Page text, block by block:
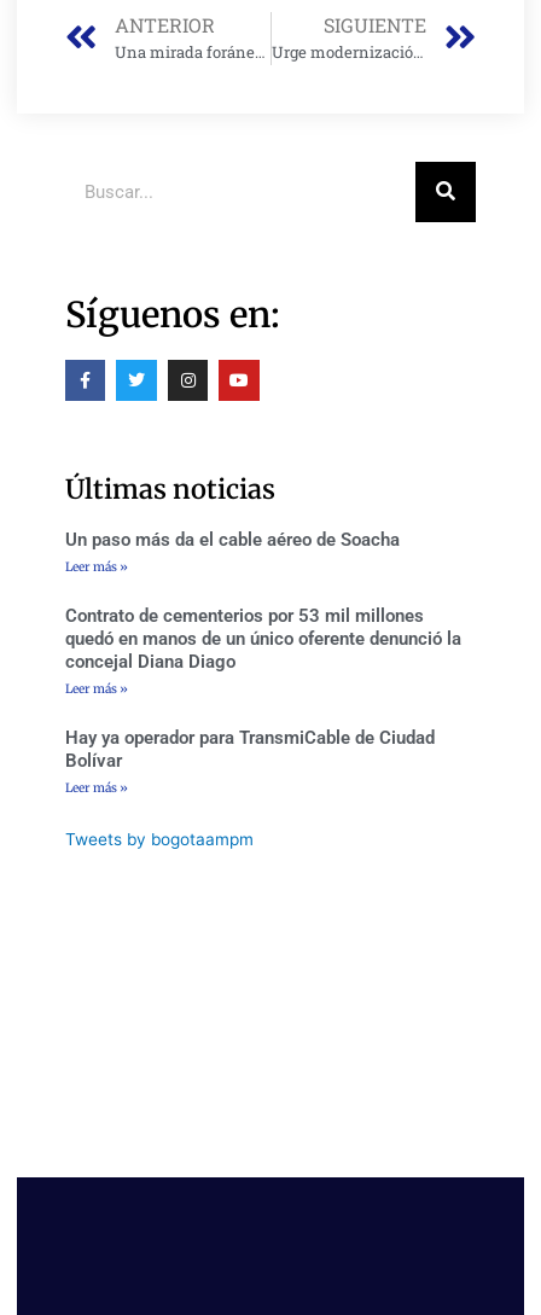
Prev
ANTERIOR
Una mirada foránea sobre Transmilenio
SIGUIENTE
Urge modernización de flota de Transmilenio. Entre tanto ¿Cómo garantizar la seguridad de usuarios?
Buscar
Síguenos en:
F
a
c
k
-
T
w
i
I
n
s
a
m
Y
o
u
Últimas noticias
Un paso más da el cable aéreo de Soacha
Leer más »
Contrato de cementerios por 53 mil millones
quedó en manos de un único oferente denunció la
concejal Diana Diago
Leer más »
Hay ya operador para TransmiCable de Ciudad
Bolívar
Leer más »
Tweets by bogotaampm